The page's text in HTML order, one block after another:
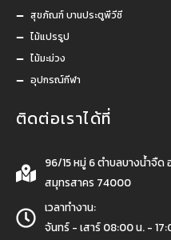
สุขภัณฑ์ บานประตูพีวีซี
ไม้แปรรูป
ไม้มะม่วง
อุปกรณ์กีฬา
ติดต่อเราได้ที่
96/15 หมู่ 6 ตำบลบางน้ำจืด
สมุทรสาคร 74000
เวลาทำงาน:
จันทร์ - เสาร์ 08:00 น. -